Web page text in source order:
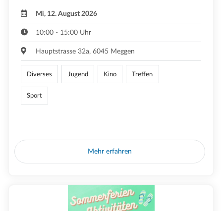
Mi, 12. August 2026
10:00 - 15:00 Uhr
Hauptstrasse 32a, 6045 Meggen
Diverses Jugend Kino Treffen
Sport
Mehr erfahren